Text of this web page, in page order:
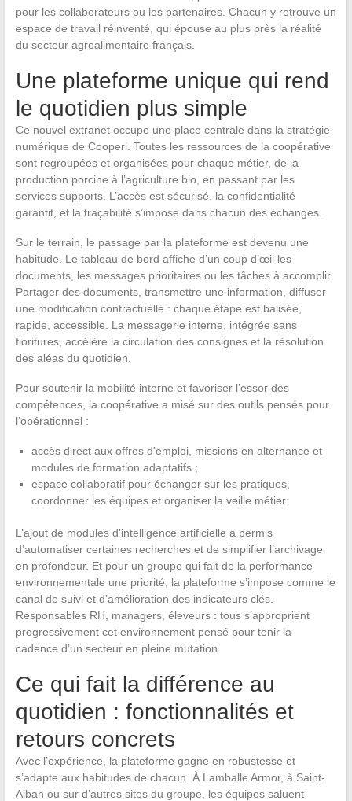
pour les collaborateurs ou les partenaires. Chacun y retrouve un
espace de travail réinventé, qui épouse au plus près la réalité
du secteur agroalimentaire français.
Une plateforme unique qui rend
le quotidien plus simple
Ce nouvel extranet occupe une place centrale dans la stratégie
numérique de Cooperl. Toutes les ressources de la coopérative
sont regroupées et organisées pour chaque métier, de la
production porcine à l’agriculture bio, en passant par les
services supports. L’accès est sécurisé, la confidentialité
garantit, et la traçabilité s’impose dans chacun des échanges.
Sur le terrain, le passage par la plateforme est devenu une
habitude. Le tableau de bord affiche d’un coup d’œil les
documents, les messages prioritaires ou les tâches à accomplir.
Partager des documents, transmettre une information, diffuser
une modification contractuelle : chaque étape est balisée,
rapide, accessible. La messagerie interne, intégrée sans
fioritures, accélère la circulation des consignes et la résolution
des aléas du quotidien.
Pour soutenir la mobilité interne et favoriser l’essor des
compétences, la coopérative a misé sur des outils pensés pour
l’opérationnel :
accès direct aux offres d’emploi, missions en alternance et
modules de formation adaptatifs ;
espace collaboratif pour échanger sur les pratiques,
coordonner les équipes et organiser la veille métier.
L’ajout de modules d’intelligence artificielle a permis
d’automatiser certaines recherches et de simplifier l’archivage
en profondeur. Et pour un groupe qui fait de la performance
environnementale une priorité, la plateforme s’impose comme le
canal de suivi et d’amélioration des indicateurs clés.
Responsables RH, managers, éleveurs : tous s’approprient
progressivement cet environnement pensé pour tenir la
cadence d’un secteur en pleine mutation.
Ce qui fait la différence au
quotidien : fonctionnalités et
retours concrets
Avec l’expérience, la plateforme gagne en robustesse et
s’adapte aux habitudes de chacun. À Lamballe Armor, à Saint-
Alban ou sur d’autres sites du groupe, les équipes saluent